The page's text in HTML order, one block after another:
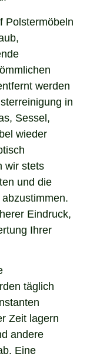
Polstermöbeln
werden
in
Sessel,
wieder
wir stets
und die
Eindruck,
Ihrer
täglich
Zeit lagern
andere
Eine